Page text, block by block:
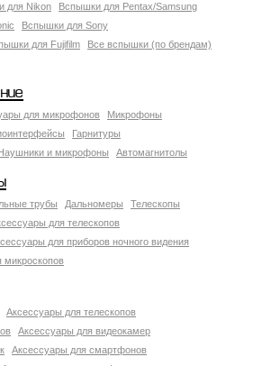
для Nikon
Вспышки для Pentax/Samsung
Вспышки для Sony
для Fujifilm
Все вспышки (по брендам)
для микрофонов
Микрофоны
Гарнитуры
и микрофоны Автомагнитолы
трубы Дальномеры
Телескопы
для телескопов
для приборов ночного видения
микроскопов
Аксессуары для телескопов
Аксессуары для видеокамер
Аксессуары для смартфонов